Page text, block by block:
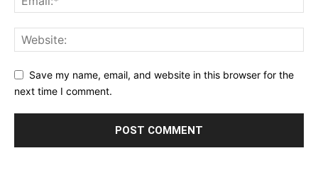
Save my name, email, and website in this browser for the
next time I comment.